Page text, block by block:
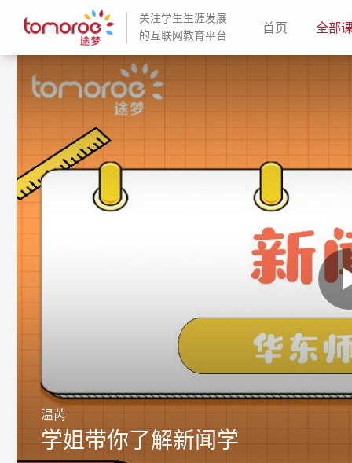
关注学生生涯发展
的互联网教育平台
首页(current)
全部
温芮
学姐带你了解新闻学